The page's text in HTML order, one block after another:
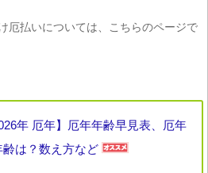
厄払いについては、こちらのページで
年 厄年】厄年年齢早見表、厄年
齢は？数え方など